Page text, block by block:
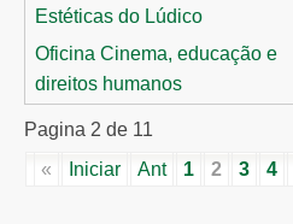
Estéticas do Lúdico
Oficina Cinema, educação e
direitos humanos
Pagina 2 de 11
«
Iniciar Ant 1 2 3 4